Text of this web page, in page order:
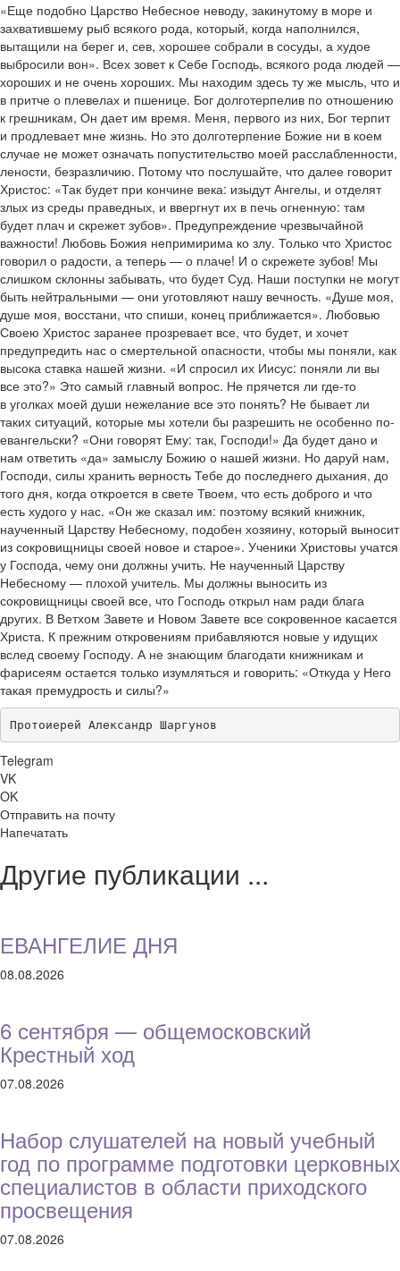
«Еще подобно Царство Небесное неводу, закинутому в море и
захватившему рыб всякого рода, который, когда наполнился,
вытащили на берег и, сев, хорошее собрали в сосуды, а худое
выбросили вон». Всех зовет к Себе Господь, всякого рода людей —
хороших и не очень хороших. Мы находим здесь ту же мысль, что и
в притче о плевелах и пшенице. Бог долготерпелив по отношению
к грешникам, Он дает им время. Меня, первого из них, Бог терпит
и продлевает мне жизнь. Но это долготерпение Божие ни в коем
случае не может означать попустительство моей расслабленности,
лености, безразличию. Потому что послушайте, что далее говорит
Христос: «Так будет при кончине века: изыдут Ангелы, и отделят
злых из среды праведных, и ввергнут их в печь огненную: там
будет плач и скрежет зубов». Предупреждение чрезвычайной
важности! Любовь Божия непримирима ко злу. Только что Христос
говорил о радости, а теперь — о плаче! И о скрежете зубов! Мы
слишком склонны забывать, что будет Суд. Наши поступки не могут
быть нейтральными — они уготовляют нашу вечность. «Душе моя,
душе моя, восстани, что спиши, конец приближается». Любовью
Своею Христос заранее прозревает все, что будет, и хочет
предупредить нас о смертельной опасности, чтобы мы поняли, как
высока ставка нашей жизни. «И спросил их Иисус: поняли ли вы
все это?» Это самый главный вопрос. Не прячется ли где-то
в уголках моей души нежелание все это понять? Не бывает ли
таких ситуаций, которые мы хотели бы разрешить не особенно по-
евангельски? «Они говорят Ему: так, Господи!» Да будет дано и
нам ответить «да» замыслу Божию о нашей жизни. Но даруй нам,
Господи, силы хранить верность Тебе до последнего дыхания, до
того дня, когда откроется в свете Твоем, что есть доброго и что
есть худого у нас. «Он же сказал им: поэтому всякий книжник,
наученный Царству Небесному, подобен хозяину, который выносит
из сокровищницы своей новое и старое». Ученики Христовы учатся
у Господа, чему они должны учить. Не наученный Царству
Небесному — плохой учитель. Мы должны выносить из
сокровищницы своей все, что Господь открыл нам ради блага
других. В Ветхом Завете и Новом Завете все сокровенное касается
Христа. К прежним откровениям прибавляются новые у идущих
вслед своему Господу. А не знающим благодати книжникам и
фарисеям остается только изумляться и говорить: «Откуда у Него
такая премудрость и силы?»
Протоиерей Александр Шаргунов
Telegram
VK
OK
Отправить на почту
Напечатать
Другие публикации ...
ЕВАНГЕЛИЕ ДНЯ
08.08.2026
6 сентября — общемосковский
Крестный ход
07.08.2026
Набор слушателей на новый учебный
год по программе подготовки церковных
специалистов в области приходского
просвещения
07.08.2026